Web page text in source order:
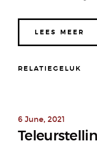
LEES MEER
RELATIEGELUK
6 June, 2021